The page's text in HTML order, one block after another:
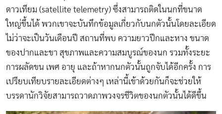
ดาวเทียม (satellite telemetry) ซึ่งสามารถติดในนกที่ขนาด
ใหญ่ขึ้นได้ พวกเขาจะบันทึกข้อมูลเกี่ยวกับนกตัวนั้นโดยละเอียด
ไม่ว่าจะเป็นวันเดือนปี สถานที่พบ ความยาวปีกและหาง ขนาด
ของปากและขา สุขภาพและความสมบูรณ์ของนก รวมทั้งระยะ
การผลัดขน เพศ อายุ และถ้าหากนกตัวนั้นถูกจับได้อีกครั้ง การ
เปรียบเทียบรายละเอียดต่างๆ เหล่านี้เข้าด้วยกันก็จะช่วยให้
บรรดานักวิจัยสามารถวาดภาพวงจรชีวิตของนกตัวนั้นได้ดีขึ้น